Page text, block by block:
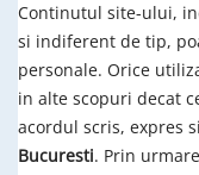
Continutul site-ului,
si indiferent de tip,
personale. Orice
in alte scopuri decat
acordul scris, expres
Bucuresti. Prin